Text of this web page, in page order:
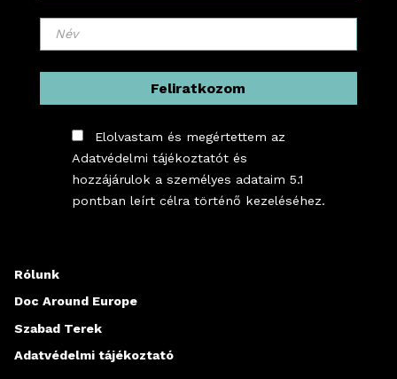
Elolvastam és megértettem az
Adatvédelmi tájékoztatót és
hozzájárulok a személyes adataim 5.1
pontban leírt célra történő kezeléséhez.
Rólunk
Doc Around Europe
Szabad Terek
Adatvédelmi tájékoztató